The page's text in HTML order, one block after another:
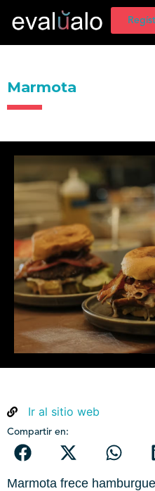
Marmota
Ir al sitio web
Compartir en:
Marmota frece